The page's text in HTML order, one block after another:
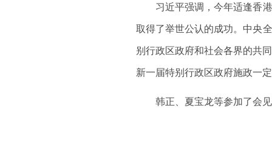
习近平强调，今年适逢香港
取得了举世公认的成功。中央
别行政区政府和社会各界的共
新一届特别行政区政府施政一
韩正、夏宝龙等参加了会